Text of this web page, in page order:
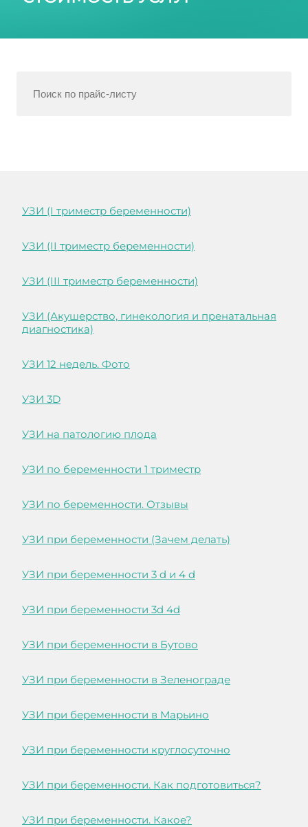
УЗИ (I триместр беременности)
УЗИ (II триместр беременности)
УЗИ (III триместр беременности)
УЗИ (Акушерство, гинекология и пренатальная
диагностика)
УЗИ 12 недель. Фото
УЗИ 3D
УЗИ на патологию плода
УЗИ по беременности 1 триместр
УЗИ по беременности. Отзывы
УЗИ при беременности (Зачем делать)
УЗИ при беременности 3 d и 4 d
УЗИ при беременности 3d 4d
УЗИ при беременности в Бутово
УЗИ при беременности в Зеленограде
УЗИ при беременности в Марьино
УЗИ при беременности круглосуточно
УЗИ при беременности. Как подготовиться?
УЗИ при беременности. Какое?